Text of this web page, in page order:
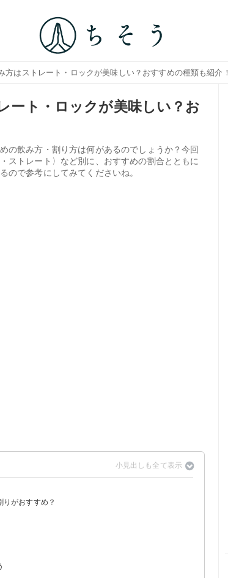
方はストレート・ロックが美味しい？おすすめの種類も紹介！
ート・ロックが美味しい？お
の飲み方・割り方は何があるのでしょうか？今回
ストレート〉など別に、おすすめの割合とともに
ので参考にしてみてくださいね。
りがおすすめ？